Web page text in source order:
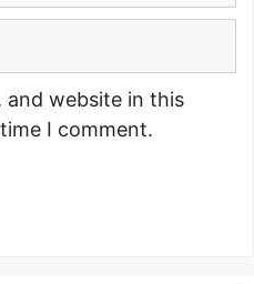
and website in this
I comment.